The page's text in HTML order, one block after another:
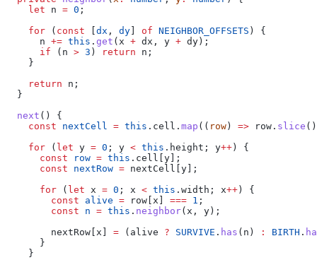
let
n = 0 ;
for
( const dx , dy of NEIGHBOR_OFFSETS ) {
n += this . get (x + dx, y + dy);
if
(n > 3 ) return
n;
}
return
n;
}
next () {
const
nextCell = this .cell. map (( row ) => row. slice
for
( let y = 0 ; y < this .height; y++ ) {
const
row = this .cell[y];
const
nextRow = nextCell[y];
for
( let x = 0 ; x < this .width; x++ ) {
const
alive = row[x] === 1 ;
const
n = this . neighbor(x, y);
nextRow[x]
= (alive ? SURVIVE . has (n) : BIRTH .
}
}